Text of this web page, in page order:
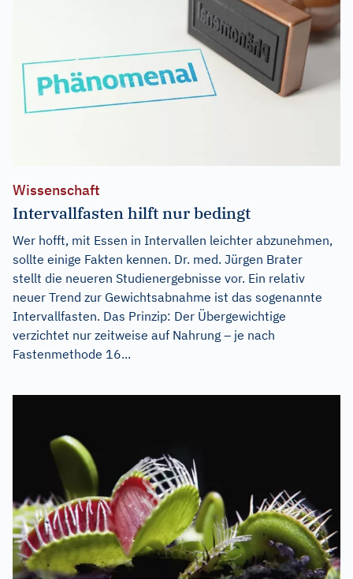
Wissenschaft
Intervallfasten hilft nur bedingt
Wer hofft, mit Essen in Intervallen leichter abzunehmen,
sollte einige Fakten kennen. Dr. med. Jürgen Brater
stellt die neueren Studienergebnisse vor. Ein relativ
neuer Trend zur Gewichtsabnahme ist das sogenannte
Intervallfasten. Das Prinzip: Der Übergewichtige
verzichtet nur zeitweise auf Nahrung – je nach
Fastenmethode 16...